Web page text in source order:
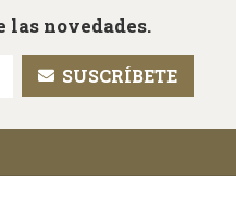
novedades.